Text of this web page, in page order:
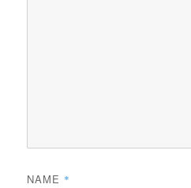
NAME *